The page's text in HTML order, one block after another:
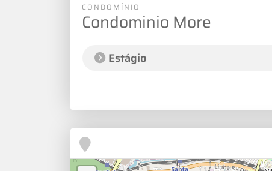
CONDOMÍNIO
Condominio More
Estágio